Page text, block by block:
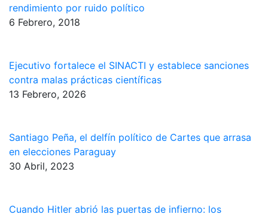
rendimiento por ruido político
6 Febrero, 2018
Ejecutivo fortalece el SINACTI y establece sanciones
contra malas prácticas científicas
13 Febrero, 2026
Santiago Peña, el delfín político de Cartes que arrasa
en elecciones Paraguay
30 Abril, 2023
Cuando Hitler abrió las puertas de infierno: los